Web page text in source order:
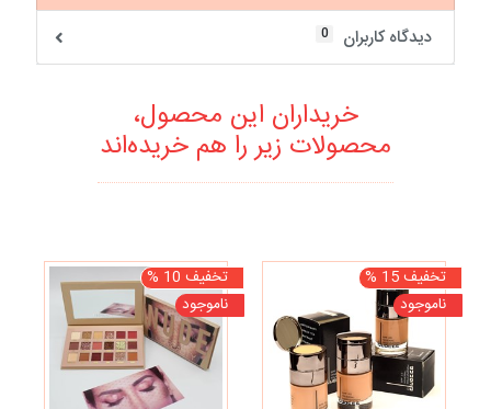
دیدگاه کاربران
0
خریداران این محصول،
محصولات زیر را هم خریده‌اند
تخفیف 15 %
ناموجود
تخفیف 10 %
ناموجود